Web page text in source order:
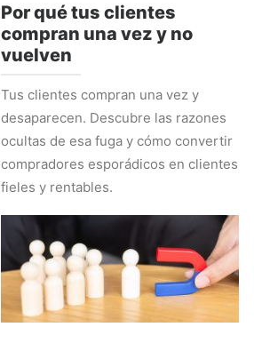
Por qué tus clientes
compran una vez y no
vuelven
Tus clientes compran una vez y
desaparecen. Descubre las razones
ocultas de esa fuga y cómo convertir
compradores esporádicos en clientes
fieles y rentables.